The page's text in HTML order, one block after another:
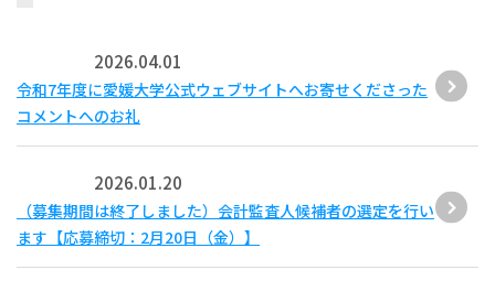
2026.04.01
令和7年度に愛媛大学公式ウェブサイトへお寄せくださった
コメントへのお礼
2026.01.20
（募集期間は終了しました）会計監査人候補者の選定を行い
ます【応募締切：2月20日（金）】